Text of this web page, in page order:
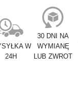
W
24H
30 DNI NA
WYMIANĘ
LUB ZWROT